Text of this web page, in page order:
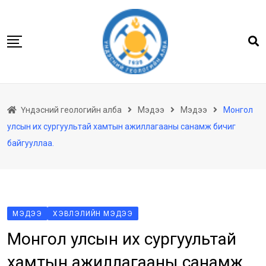
content
Бидний тухай
Үйлчилгээ
Ил тод байдал
Танин мэдэхүй
Үндэсний геологийн алба Мэдээ Мэдээ
Монгол
улсын их сургуультай хамтын ажиллагааны санамж бичиг
байгууллаа.
МЭДЭЭ ХЭВЛЭЛИЙН МЭДЭЭ
Монгол улсын их сургуультай